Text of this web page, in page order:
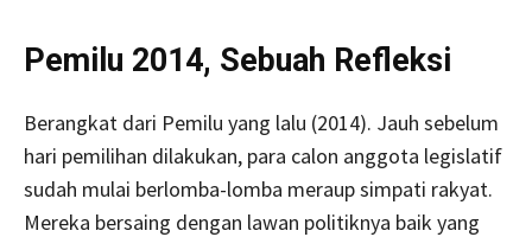
Pemilu 2014, Sebuah Refleksi
Berangkat dari Pemilu yang lalu (2014). Jauh sebelum
hari pemilihan dilakukan, para calon anggota legislatif
sudah mulai berlomba-lomba meraup simpati rakyat.
Mereka bersaing dengan lawan politiknya baik yang